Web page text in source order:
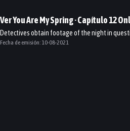
VerYou Are My Spring· Capítulo12
Detectives obtain footage of the night in
Fecha de emisión: 10-08-2021